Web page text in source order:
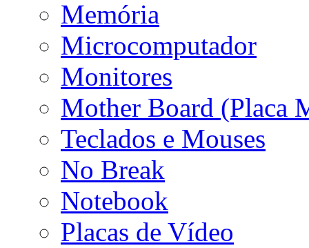
Memória
Microcomputador
Monitores
Mother Board (Placa
Teclados e Mouses
No Break
Notebook
Placas de Vídeo